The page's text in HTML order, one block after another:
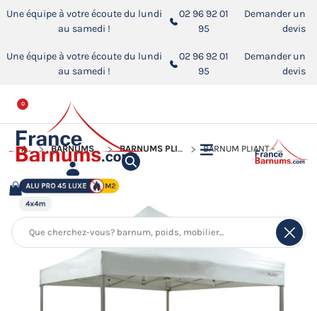
Une équipe à votre écoute du lundi
au samedi !
02 96 92 01
95
Demander un
devis
Une équipe à votre écoute du lundi
au samedi !
02 96 92 01
95
Demander un
devis
0
ACCUEIL BARNUMS PLIANTS ALUMINIUM PRO 45 LUXE M2 BARNUMS PLIANTS ALUMINIUM PRO 45 LUXE M2 DE 4M X4M BARNUM PLIANT - TENTE PLIANTE ALU PRO 45 LUXE M2 4MX4M BLANC 380GR/M²